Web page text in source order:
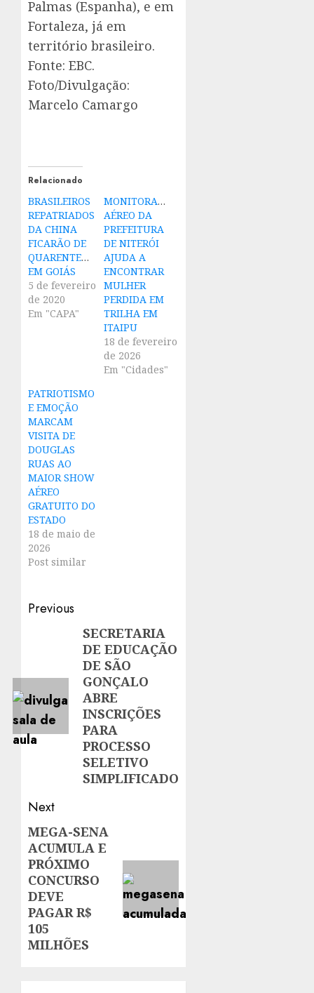
Palmas (Espanha), e em
Fortaleza, já em
território brasileiro.
Fonte: EBC.
Foto/Divulgação:
Marcelo Camargo
Relacionado
BRASILEIROS
REPATRIADOS
DA CHINA
FICARÃO DE
QUARENTENA
EM GOIÁS
5 de fevereiro
de 2020
Em "CAPA"
MONITORAMENTO
AÉREO DA
PREFEITURA
DE NITERÓI
AJUDA A
ENCONTRAR
MULHER
PERDIDA EM
TRILHA EM
ITAIPU
18 de fevereiro
de 2026
Em "Cidades"
PATRIOTISMO
E EMOÇÃO
MARCAM
VISITA DE
DOUGLAS
RUAS AO
MAIOR SHOW
AÉREO
GRATUITO DO
ESTADO
18 de maio de
2026
Post similar
Post
navigation
Previous
SECRETARIA
DE EDUCAÇÃO
DE SÃO
GONÇALO
ABRE
INSCRIÇÕES
PARA
PROCESSO
SELETIVO
SIMPLIFICADO
Next
Next
post:
MEGA-SENA
ACUMULA E
PRÓXIMO
CONCURSO
DEVE
PAGAR R$
105
MILHÕES